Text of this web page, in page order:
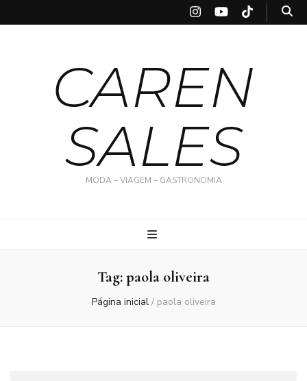
CAREN
SALES
MODA – VIAGEM – GASTRONOMIA
Tag:paola oliveira
Página inicial / paola oliveira